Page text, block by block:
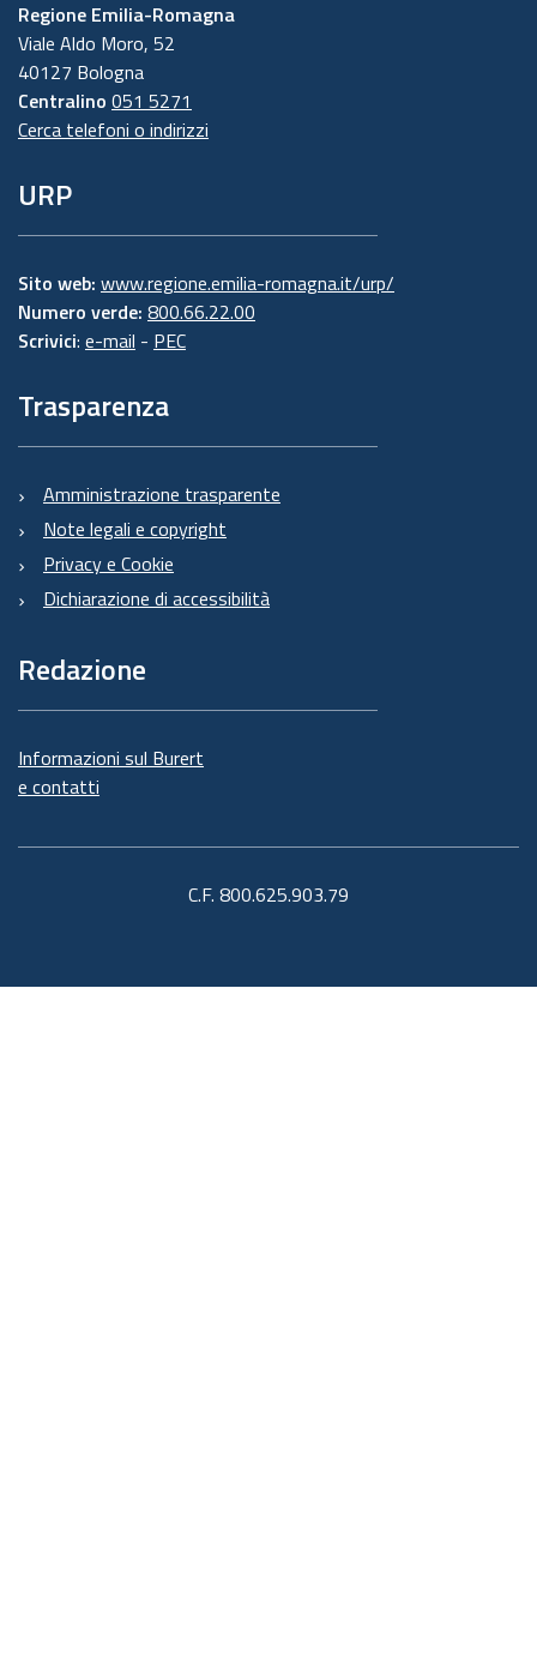
Regione Emilia-Romagna
Viale Aldo Moro, 52
40127 Bologna
Centralino 051 5271
Cerca telefoni o indirizzi
URP
Sito web: www.regione.emilia-romagna.it/urp/
Numero verde: 800.66.22.00
Scrivici: e-mail - PEC
Trasparenza
Amministrazione trasparente
Note legali e copyright
Privacy e Cookie
Dichiarazione di accessibilità
Redazione
Informazioni sul Burert
e contatti
C.F. 800.625.903.79